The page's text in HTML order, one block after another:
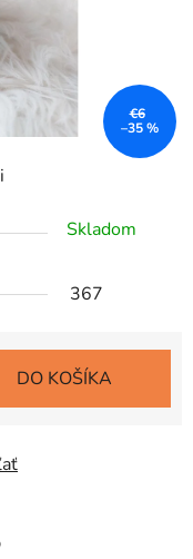
Skladom
367
DO KOŠÍKA
€6
–35 %